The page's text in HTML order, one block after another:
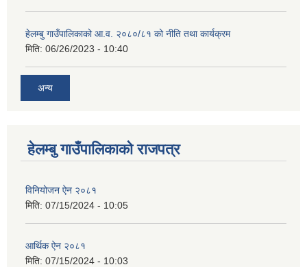
हेलम्बु गाउँपालिकाको आ.व. २०८०/८१ को नीति तथा कार्यक्रम
मिति: 06/26/2023 - 10:40
अन्य
हेलम्बु गाउँपालिकाको राजपत्र
विनियोजन ऐन २०८१
मिति: 07/15/2024 - 10:05
आर्थिक ऐन २०८१
मिति: 07/15/2024 - 10:03